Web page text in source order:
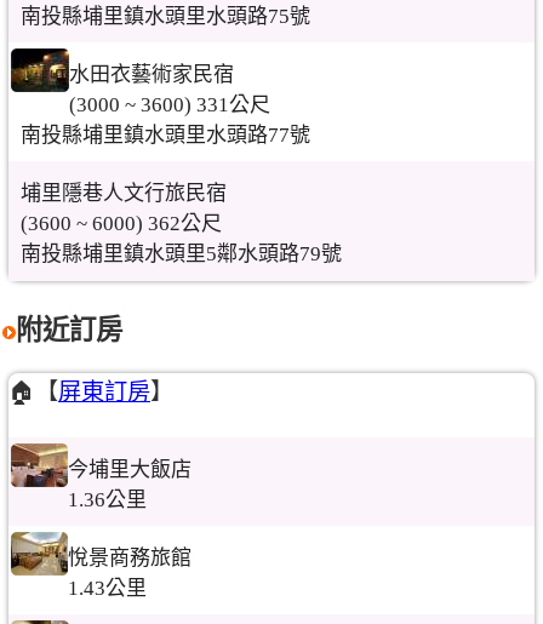
南投縣埔里鎮水頭里水頭路75號
水田衣藝術家民宿
(3000 ~ 3600) 331公尺
南投縣埔里鎮水頭里水頭路77號
埔里隱巷人文行旅民宿
(3600 ~ 6000) 362公尺
南投縣埔里鎮水頭里5鄰水頭路79號
附近訂房
🏠【屏東訂房】
今埔里大飯店
1.36公里
悅景商務旅館
1.43公里